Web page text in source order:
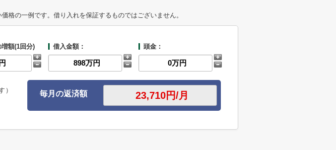
格の一例です。借り入れを保証するものではございません。
額(1回分) 借入金額： 頭金：
）
毎月の返済額